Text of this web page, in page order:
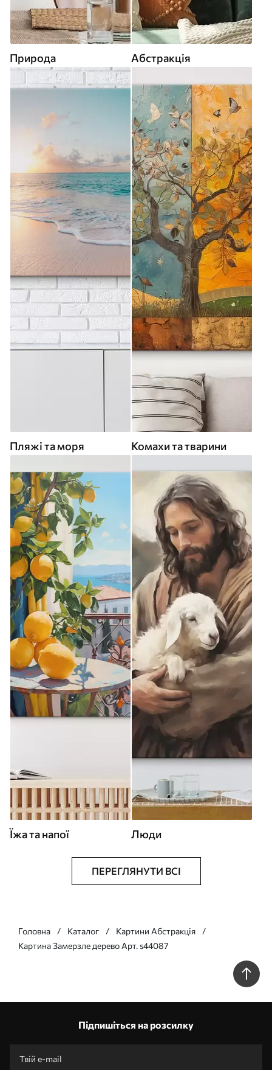
Природа Абстракція
Пляжі та моря Комахи та тварини
Їжа та напої Люди
ПЕРЕГЛЯНУТИ ВСІ
Головна Каталог
Картини Абстракція
Картина Замерзле дерево Арт. s44087
Підпишіться на розсилку